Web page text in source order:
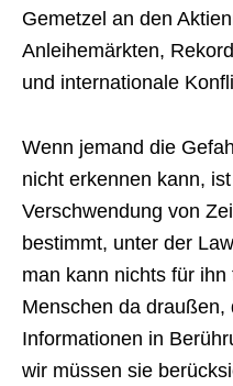
Gemetzel an den
Anleihemärkten,
und internationale
Wenn jemand die
nicht erkennen kann,
Verschwendung von
bestimmt, unter der
man kann nichts für
Menschen da draußen,
Informationen in
wir müssen sie